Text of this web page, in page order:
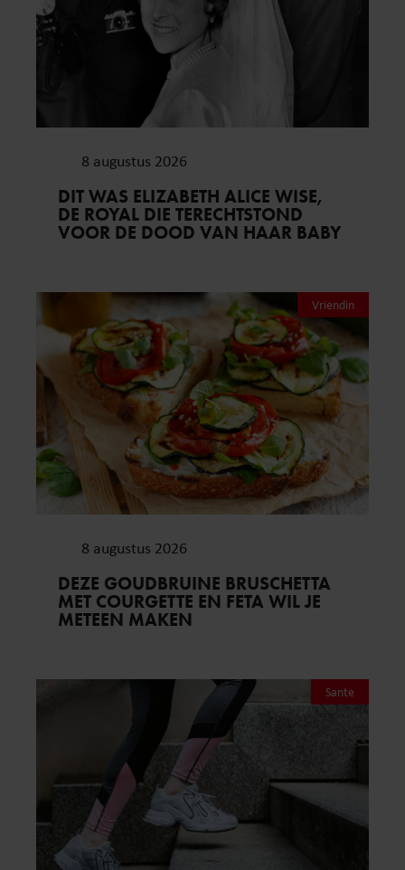
8 augustus 2026
DIT WAS ELIZABETH ALICE WISE,
DE ROYAL DIE TERECHTSTOND
VOOR DE DOOD VAN HAAR BABY
Vriendin
8 augustus 2026
DEZE GOUDBRUINE BRUSCHETTA
MET COURGETTE EN FETA WIL JE
METEEN MAKEN
Sante